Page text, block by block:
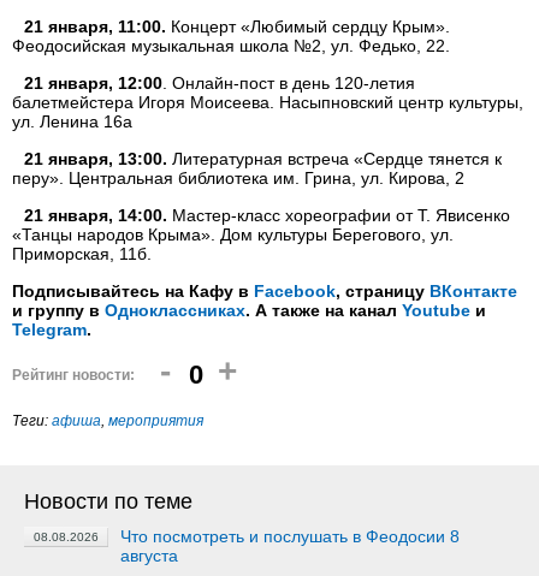
21 января, 11:00. Концерт «Любимый сердцу Крым».
Феодосийская музыкальная школа №2, ул. Федько, 22.
21 января, 12:00 . Онлайн-пост в день 120-летия
балетмейстера Игоря Моисеева. Насыпновский центр культуры,
ул. Ленина 16а
21 января, 13:00. Литературная встреча «Сердце тянется к
перу». Центральная библиотека им. Грина, ул. Кирова, 2
21 января, 14:00. Мастер-класс хореографии от Т. Явисенко
«Танцы народов Крыма». Дом культуры Берегового, ул.
Приморская, 11б.
Подписывайтесь на Кафу в Facebook, страницу ВКонтакте
и группу в Одноклассниках. А также на канал Youtube и
Telegram.
Рейтинг новости: - 0 +
Теги: афиша, мероприятия
Новости по теме
08.08.2026
Что посмотреть и послушать в Феодосии 8
августа